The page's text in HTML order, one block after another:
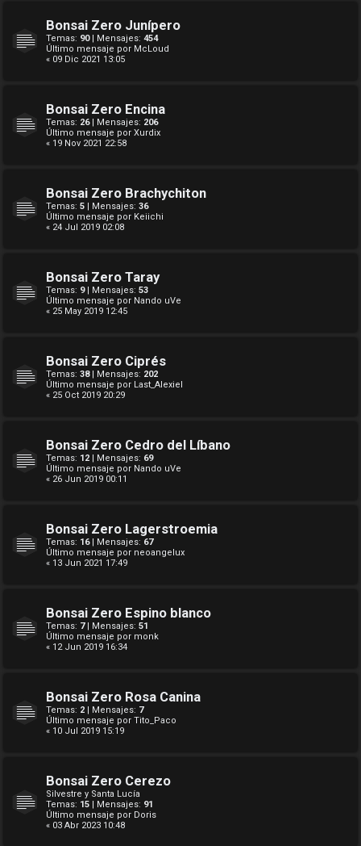
Bonsai Zero Junípero
Temas: 90| Mensajes: 454
Último mensaje por McLoud
« 09 Dic 2021 13:05
Bonsai Zero Encina
Temas: 26| Mensajes: 206
Último mensaje por Xurdix
« 19 Nov 2021 22:58
Bonsai Zero Brachychiton
Temas: 5 | Mensajes: 36
Último mensaje por Keiichi
« 24 Jul 2019 02:08
Bonsai Zero Taray
Temas: 9| Mensajes: 53
Último mensaje por Nando uVe
« 25 May 2019 12:45
Bonsai Zero Ciprés
Temas: 38| Mensajes: 202
Último mensaje por Last_Alexiel
« 25 Oct 2019 20:29
Bonsai Zero Cedro del Líbano
Temas: 12 | Mensajes: 69
Último mensaje por Nando uVe
« 26 Jun 2019 00:11
Bonsai Zero Lagerstroemia
Temas: 16| Mensajes: 67
Último mensaje por neoangelux
« 13 Jun 2021 17:49
Bonsai Zero Espino blanco
Temas: 7| Mensajes: 51
Último mensaje por monk
« 12 Jun 2019 16:34
Bonsai Zero Rosa Canina
Temas: 2 | Mensajes: 7
Último mensaje por Tito_Paco
« 10 Jul 2019 15:19
Bonsai Zero Cerezo
Silvestre y Santa Lucía
Temas: 15 | Mensajes: 91
Último mensaje por Doris
« 03 Abr 2023 10:48